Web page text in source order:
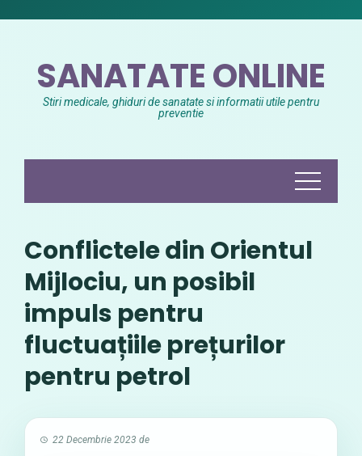
SANATATE ONLINE
Stiri medicale, ghiduri de sanatate si informatii utile pentru
preventie
Conflictele din Orientul
Mijlociu, un posibil
impuls pentru
fluctuațiile prețurilor
pentru petrol
22 Decembrie 2023 de